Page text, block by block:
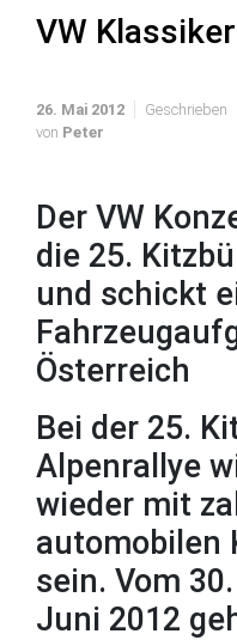
VW
26. Mai 2012
Geschrieben
von Peter
Der VW
die 25.
und schickt
Österreich
Bei der 25.
Alpenrallye
wieder mit
automobilen
sein. Vom
Juni 2012